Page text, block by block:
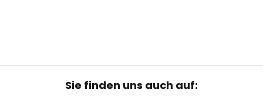
Sie finden uns auch auf: